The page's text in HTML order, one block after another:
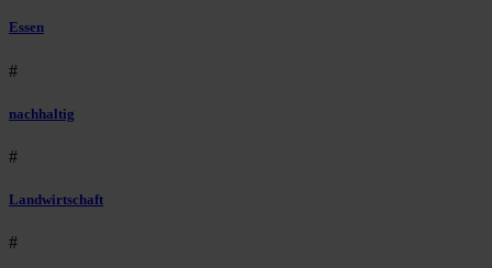
Essen
#
nachhaltig
#
Landwirtschaft
#